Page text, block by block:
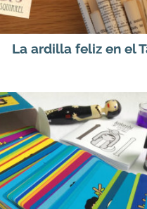
La ardilla feliz en el